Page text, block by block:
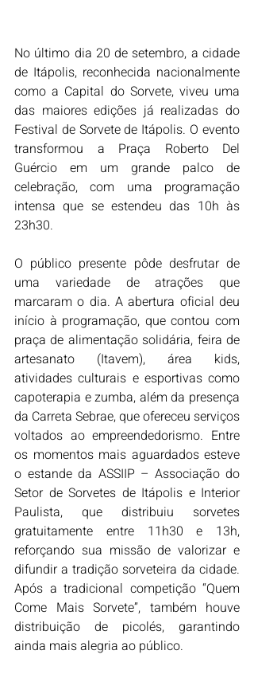
No último dia 20 de setembro, a cidade
de Itápolis, reconhecida nacionalmente
como a Capital do Sorvete, viveu uma
das maiores edições já realizadas do
Festival de Sorvete de Itápolis. O evento
transformou a Praça Roberto Del
Guércio em um grande palco de
celebração, com uma programação
intensa que se estendeu das 10h às
23h30.
O público presente pôde desfrutar de
uma variedade de atrações que
marcaram o dia. A abertura oficial deu
início à programação, que contou com
praça de alimentação solidária, feira de
artesanato (Itavem), área kids,
atividades culturais e esportivas como
capoterapia e zumba, além da presença
da Carreta Sebrae, que ofereceu serviços
voltados ao empreendedorismo. Entre
os momentos mais aguardados esteve
o estande da ASSIIP – Associação do
Setor de Sorvetes de Itápolis e Interior
Paulista, que distribuiu sorvetes
gratuitamente entre 11h30 e 13h,
reforçando sua missão de valorizar e
difundir a tradição sorveteira da cidade.
Após a tradicional competição “Quem
Come Mais Sorvete”, também houve
distribuição de picolés, garantindo
ainda mais alegria ao público.